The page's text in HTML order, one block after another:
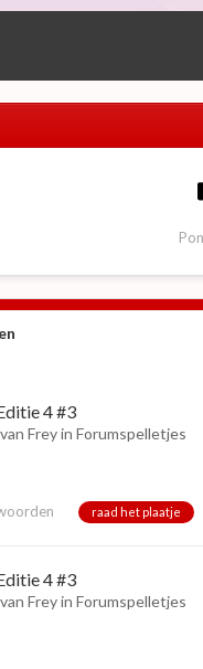
4 #3
Freyin Forumspelletjes
raad het plaatje
4 #3
Freyin Forumspelletjes